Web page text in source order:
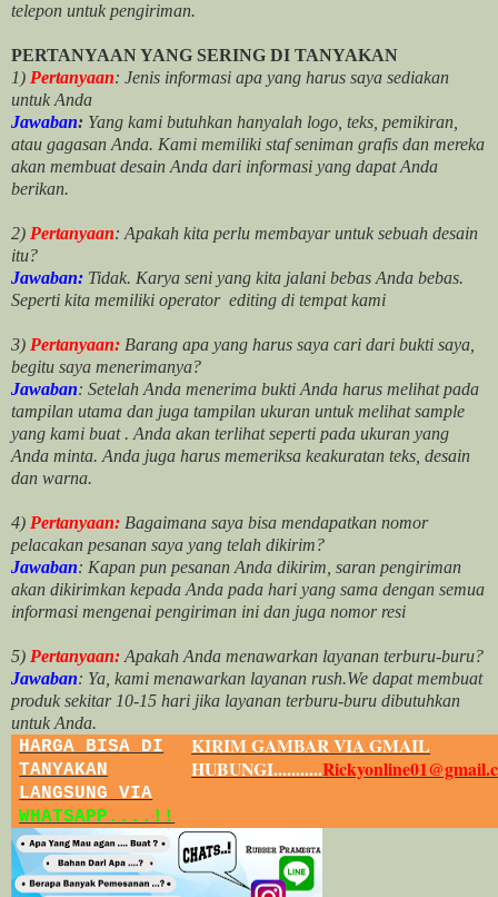
telepon untuk pengiriman.
PERTANYAAN YANG SERING DI TANYAKAN
1) Pertanyaan: Jenis informasi apa yang harus saya sediakan
untuk Anda
Jawaban: Yang kami butuhkan hanyalah logo, teks, pemikiran,
atau gagasan Anda. Kami memiliki staf seniman grafis dan mereka
akan membuat desain Anda dari informasi yang dapat Anda
berikan.
2) Pertanyaan: Apakah kita perlu membayar untuk sebuah desain
itu?
Jawaban: Tidak. Karya seni yang kita jalani bebas Anda bebas.
Seperti kita memiliki operator editing di tempat kami
3) Pertanyaan: Barang apa yang harus saya cari dari bukti saya,
begitu saya menerimanya?
Jawaban: Setelah Anda menerima bukti Anda harus melihat pada
tampilan utama dan juga tampilan ukuran untuk melihatsample
yang kami buat . Anda akan terlihat seperti pada ukuran yang
Anda minta. Anda juga harus memeriksa keakuratan teks, desain
dan warna.
4) Pertanyaan: Bagaimana saya bisa mendapatkan nomor
pelacakan pesanan saya yang telah dikirim?
Jawaban: Kapan pun pesanan Anda dikirim, saran pengiriman
akan dikirimkan kepada Anda pada hari yang sama dengan semua
informasi mengenai pengiriman ini dan juga nomor resi
5) Pertanyaan: Apakah Anda menawarkan layanan terburu-buru?
Jawaban: Ya, kami menawarkan layanan rush.We dapat membuat
produk sekitar 10-15 hari jika layanan terburu-buru dibutuhkan
untuk Anda.
HARGA BISA DI
TANYAKAN
LANGSUNG VIA
WHATSAPP....!!
KIRIM GAMBAR VIA GMAIL
HUBUNGI...........